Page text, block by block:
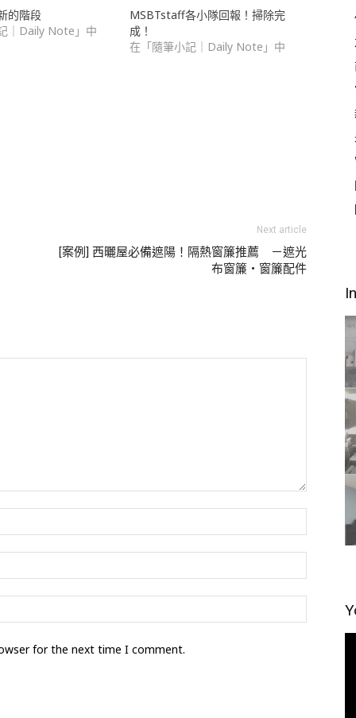
的階段
｜Daily Note」中
MSBTstaff各小隊回報！掃除完
成！
在「隨筆小記｜Daily Note」中
Next article
[案例] 西曬屋必備遮陽！隔熱窗簾推薦 －遮光
布窗簾・窗簾配件
for the next time I comment.